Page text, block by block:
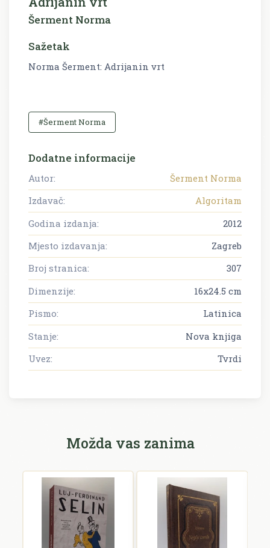
Šerment Norma
Sažetak
Norma Šerment: Adrijanin vrt
#Šerment Norma
Dodatne informacije
Autor:
Šerment Norma
Izdavač:
Algoritam
Godina izdanja:
2012
Mjesto izdavanja:
Zagreb
Broj stranica:
307
Dimenzije:
16x24.5 cm
Pismo:
Latinica
Stanje:
Nova knjiga
Uvez:
Tvrdi
Možda vas zanima